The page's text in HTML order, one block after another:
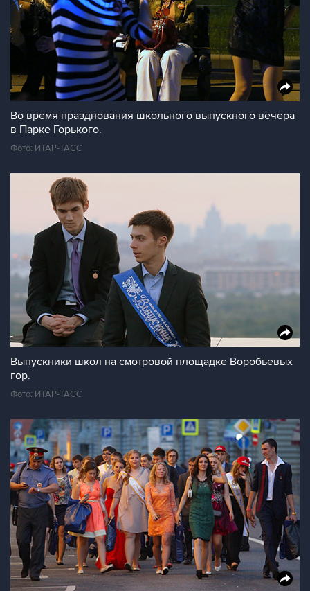
Во время празднования школьного выпускного вечера
в Парке Горького.
Фото: ИТАР-ТАСС
Выпускники школ на смотровой площадке Воробьевых
гор.
Фото: ИТАР-ТАСС